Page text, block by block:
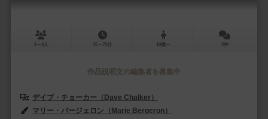
2～4人 45～75分 10歳～ 2件
作品説明文の編集者を募集中
デイブ・チョーカー（Dave Chalker）
マリー・バージェロン（Marie Bergeron）